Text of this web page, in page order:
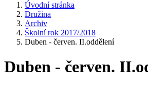
Úvodní stránka
Družina
Archiv
Školní rok 2017/2018
Duben - červen. II.oddělení
Duben - červen.